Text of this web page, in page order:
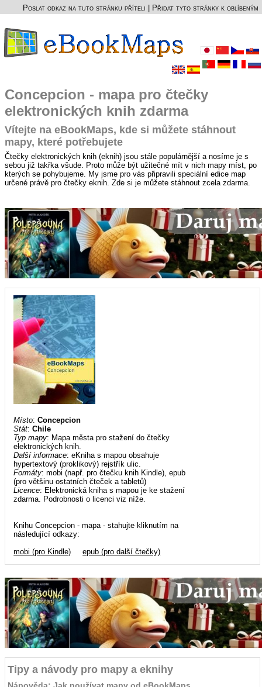
Poslat odkaz na tuto stránku příteli Přidat tyto stránky k oblíbeným
Concepcion - mapa pro čtečky
elektronických knih zdarma
Vítejte na eBookMaps, kde si můžete stáhnout
mapy, které potřebujete
Čtečky elektronických knih (eknih) jsou stále populárnější a nosíme je s
sebou již takřka všude. Proto může být užitečné mít v nich mapy míst, po
kterých se pohybujeme. My jsme pro vás připravili speciální edice map
určené právě pro čtečky eknih. Zde si je můžete stáhnout zcela zdarma.
Místo:Concepcion
Stát:Chile
Typ mapy: Mapa města pro stažení do čtečky
elektronických knih.
Další informace: eKniha s mapou obsahuje
hypertextový (proklikový) rejstřík ulic.
Formáty: mobi (např. pro čtečku knih Kindle), epub
(pro většinu ostatních čteček a tabletů)
Licence: Elektronická kniha s mapou je ke stažení
zdarma. Podrobnosti o licenci viz níže.
Knihu Concepcion - mapa - stahujte kliknutím na
následující odkazy:
mobi (pro Kindle)
epub (pro další čtečky)
Tipy a návody pro mapy a eknihy